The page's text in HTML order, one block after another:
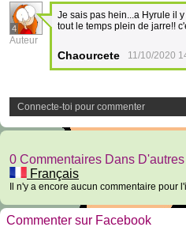
4
Auteur
Je sais pas hein...a Hyrule il
tout le temps plein de jarre!!
Chaourcete 11/10/2020
Connecte-toi pour commenter
0 Commentaires Dans
Français
Il n'y a encore aucun commentaire pour
Commenter sur Facebook